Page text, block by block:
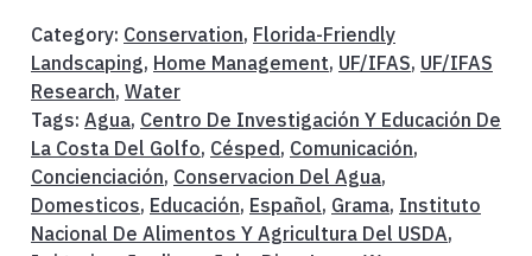
Category: Conservation, Florida-Friendly
Landscaping, Home Management, UF/IFAS, UF/IFAS
Research, Water
Tags: Agua, Centro De Investigación Y Educación De
La Costa Del Golfo, Césped , Comunicación,
Concienciación, Conservacion Del Agua,
Domesticos, Educación, Español, Grama, Instituto
Nacional De Alimentos Y Agricultura Del USDA,